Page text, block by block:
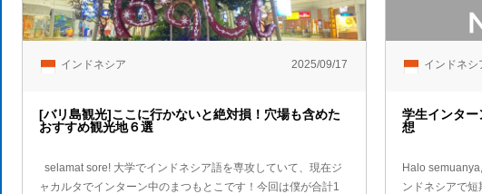
インドネシア 2025/09/17
[バリ島観光]ここに行かないと絶対損！穴場も含めた
おすすめ観光地６選
selamat sore! 大学でインドネシア語を専攻していて、現在ジ
ャカルタでインターン中のまつもとこです！今回は僕が合計1
インドネシ
学生インタ
想
Halo
ンドネシアで